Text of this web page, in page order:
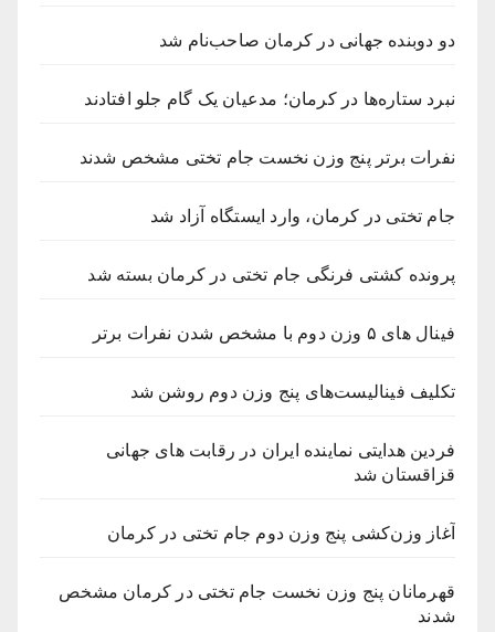
دو دوبنده جهانی در کرمان صاحب‌نام شد
نبرد ستاره‌ها در کرمان؛ مدعیان یک گام جلو افتادند
نفرات برتر پنج وزن نخست جام تختی مشخص شدند
جام تختی در کرمان، وارد ایستگاه آزاد شد
پرونده کشتی فرنگی جام تختی در کرمان بسته شد
فینال های ۵ وزن دوم با مشخص شدن نفرات برتر
تکلیف فینالیست‌های پنج وزن دوم روشن شد
فردین هدایتی نماینده ایران در رقابت های جهانی
قزاقستان شد
آغاز وزن‌کشی پنج وزن دوم جام تختی در کرمان
قهرمانان پنج وزن نخست جام تختی در کرمان مشخص
شدند